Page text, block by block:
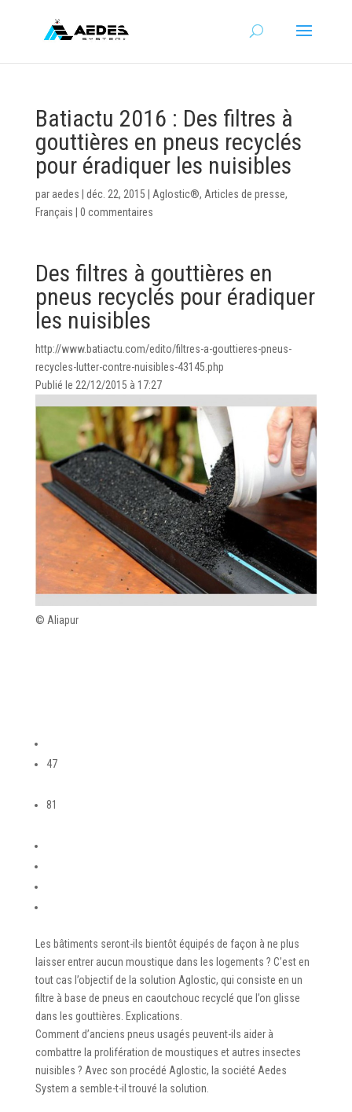
Batiactu 2016 : Des filtres à
gouttières en pneus recyclés
pour éradiquer les nuisibles
par aedes déc. 22, 2015 Aglostic®, Articles de presse,
Français
0 commentaires
Des filtres à gouttières en
pneus recyclés pour éradiquer
les nuisibles
http://www.batiactu.com/edito/filtres-a-gouttieres-pneus-
recycles-lutter-contre-nuisibles-43145.php
Publié le 22/12/2015 à 17:27
© Aliapur
47
81
Les bâtiments seront-ils bientôt équipés de façon à ne plus
laisser entrer aucun moustique dans les logements ? C’est en
tout cas l’objectif de la solution Aglostic, qui consiste en un
filtre à base de pneus en caoutchouc recyclé que l’on glisse
dans les gouttières. Explications.
Comment d’anciens pneus usagés peuvent-ils aider à
combattre la prolifération de moustiques et autres insectes
nuisibles ? Avec son procédé Aglostic, la société Aedes
System a semble-t-il trouvé la solution.